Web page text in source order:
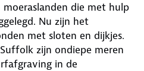
die met hulp
Nu zijn het
met sloten en dijkjes.
zijn ondiepe meren
in de